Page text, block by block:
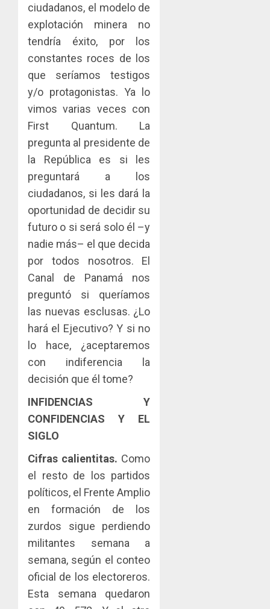
ciudadanos, el modelo de
explotación minera no
tendría éxito, por los
constantes roces de los
que seríamos testigos
y/o protagonistas. Ya lo
vimos varias veces con
First Quantum. La
pregunta al presidente de
la República es si les
preguntará a los
ciudadanos, si les dará la
oportunidad de decidir su
futuro o si será solo él –y
nadie más– el que decida
por todos nosotros. El
Canal de Panamá nos
preguntó si queríamos
las nuevas esclusas. ¿Lo
hará el Ejecutivo? Y si no
lo hace, ¿aceptaremos
con indiferencia la
decisión que él tome?
INFIDENCIAS Y
CONFIDENCIAS Y EL
SIGLO
Cifras calientitas. Como
el resto de los partidos
políticos, el Frente Amplio
en formación de los
zurdos sigue perdiendo
militantes semana a
semana, según el conteo
oficial de los electoreros.
Esta semana quedaron